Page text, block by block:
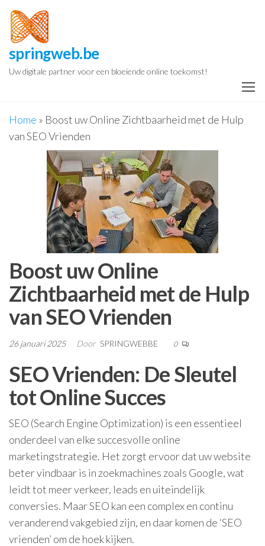
Spring
naar
de
inhoud
springweb.be
Uw digitale partner voor een bloeiende online toekomst!
Home » Boost uw Online Zichtbaarheid met de Hulp
van SEO Vrienden
Boost uw Online
Zichtbaarheid met de Hulp
van SEO Vrienden
26 januari 2025 Door SPRINGWEBBE 0
SEO Vrienden: De Sleutel
tot Online Succes
SEO (Search Engine Optimization) is een essentieel
onderdeel van elke succesvolle online
marketingstrategie. Het zorgt ervoor dat uw website
beter vindbaar is in zoekmachines zoals Google, wat
leidt tot meer verkeer, leads en uiteindelijk
conversies. Maar SEO kan een complex en continu
veranderend vakgebied zijn, en daar komen de ‘SEO
vrienden’ om de hoek kijken.